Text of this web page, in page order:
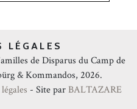
LÉGALES
de Disparus du Camp de
& Kommandos, 2026.
- Site par BALTAZARE